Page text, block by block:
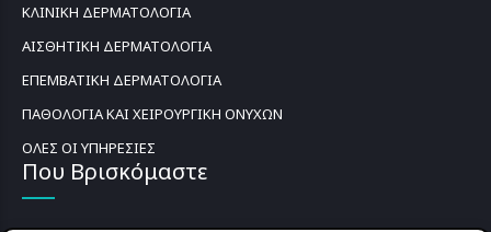
ΚΛΙΝΙΚΗ ΔΕΡΜΑΤΟΛΟΓΙΑ
ΑΙΣΘΗΤΙΚΗ ΔΕΡΜΑΤΟΛΟΓΙΑ
ΕΠΕΜΒΑΤΙΚΗ ΔΕΡΜΑΤΟΛΟΓΙΑ
ΠΑΘΟΛΟΓΙΑ ΚΑΙ ΧΕΙΡΟΥΡΓΙΚΗ ΟΝΥΧΩΝ
ΟΛΕΣ ΟΙ ΥΠΗΡΕΣΙΕΣ
Που Βρισκόμαστε